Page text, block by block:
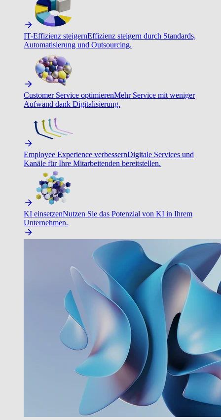
IT-Effizienz steigernEffizienz steigern durch Standards,
Automatisierung und Outsourcing.
Customer Service optimierenMehr Service mit weniger
Aufwand dank Digitalisierung.
Employee Experience verbessernDigitale Services und
Kanäle für Ihre Mitarbeitenden bereitstellen.
KI einsetzenNutzen Sie das Potenzial von KI in Ihrem
Unternehmen.